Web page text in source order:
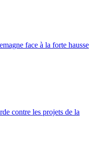
face à la forte hausse
contre les projets de la